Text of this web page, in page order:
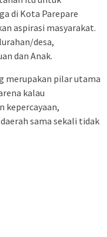
di Kota Parepare
aspirasi masyarakat.
desa,
dan Anak.
merupakan pilar utama
kalau
kepercayaan,
sama sekali tidak